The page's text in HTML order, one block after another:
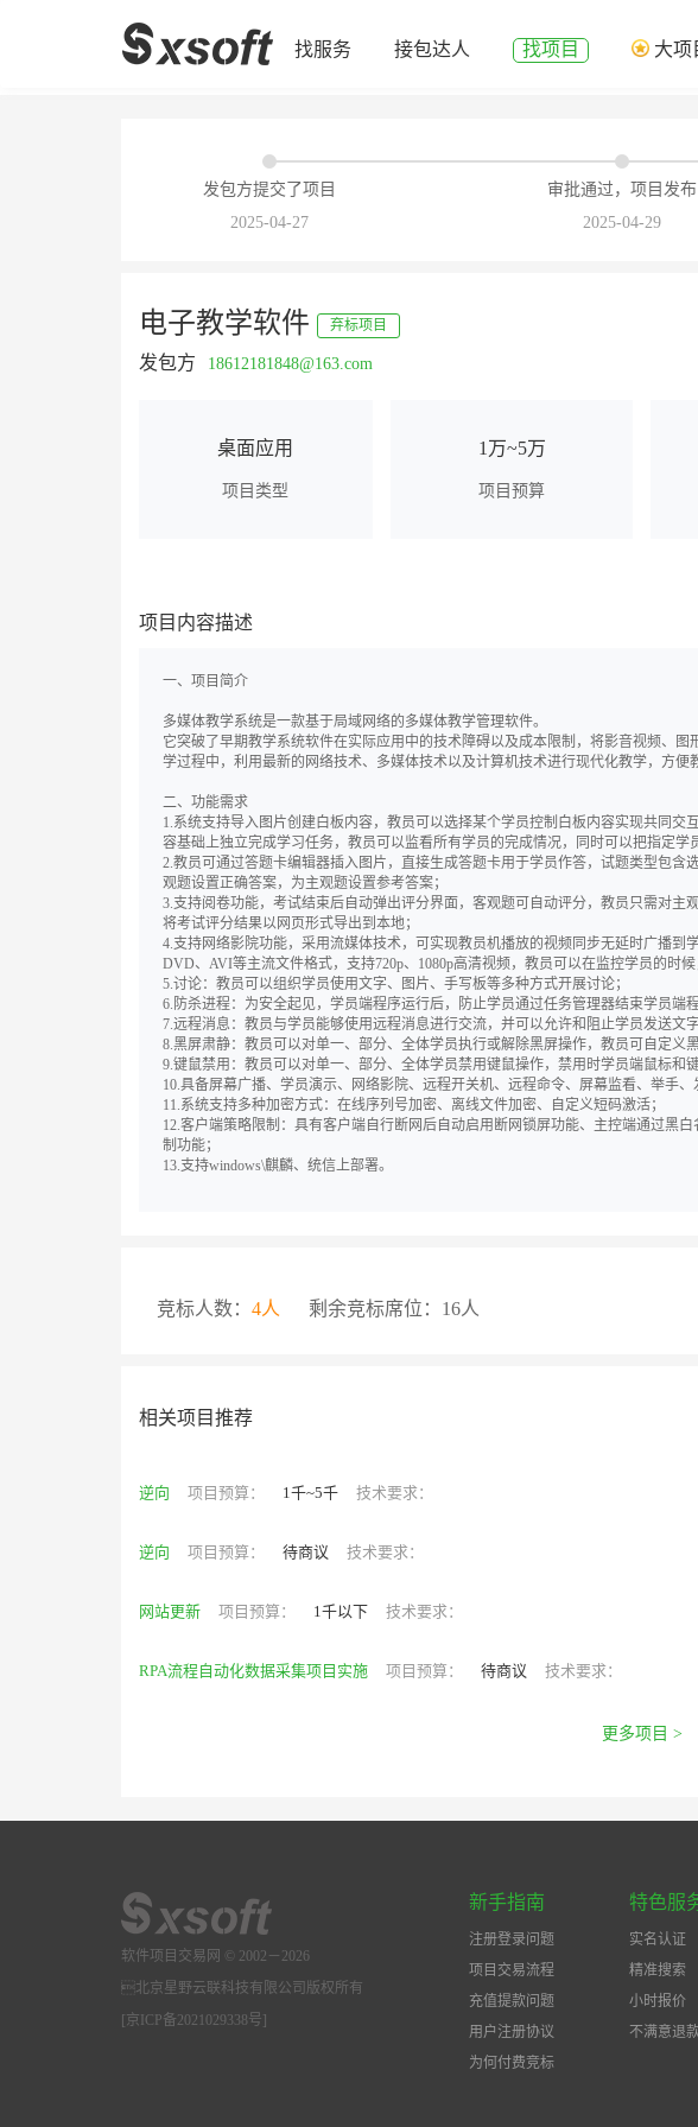
找服务 接包达人 找项目 大项
发包方提交了项目
2025-04-27
审批通过，项目发布
2025-04-29
电子教学软件 弃标项目
发包方 18612181848@163.com
桌面应用
项目类型
1万~5万
项目预算
项目内容描述
一、项目简介
多媒体教学系统是一款基于局域网络的多媒体教学管理软件。
它突破了早期教学系统软件在实际应用中的技术障碍以及成本限制，将影音视频、
学过程中，利用最新的网络技术、多媒体技术以及计算机技术进行现代化教学，方便
二、功能需求
1.系统支持导入图片创建白板内容，教员可以选择某个学员控制白板内容实现共同
容基础上独立完成学习任务，教员可以监看所有学员的完成情况，同时可以把指定学
2.教员可通过答题卡编辑器插入图片，直接生成答题卡用于学员作答，试题类型包
观题设置正确答案，为主观题设置参考答案；
3.支持阅卷功能，考试结束后自动弹出评分界面，客观题可自动评分，教员只需对
将考试评分结果以网页形式导出到本地；
4.支持网络影院功能，采用流媒体技术，可实现教员机播放的视频同步无延时广播到
DVD、AVI等主流文件格式，支持720p、1080p高清视频，教员可以在监控学员的时
5.讨论：教员可以组织学员使用文字、图片、手写板等多种方式开展讨论；
6.防杀进程：为安全起见，学员端程序运行后，防止学员通过任务管理器结束学员端
7.远程消息：教员与学员能够使用远程消息进行交流，并可以允许和阻止学员发送文字
8.黑屏肃静：教员可以对单一、部分、全体学员执行或解除黑屏操作，教员可自定义
9.键鼠禁用：教员可以对单一、部分、全体学员禁用键鼠操作，禁用时学员端鼠标和
10.具备屏幕广播、学员演示、网络影院、远程开关机、远程命令、屏幕监看、举手
11.系统支持多种加密方式：在线序列号加密、离线文件加密、自定义短码激活；
12.客户端策略限制：具有客户端自行断网后自动启用断网锁屏功能、主控端通过黑
制功能；
13.支持windows\麒麟、统信上部署。
竞标人数： 4人 剩余竞标席位：16人
相关项目推荐
逆向 项目预算： 1千~5千 技术要求：
逆向 项目预算： 待商议 技术要求：
网站更新 项目预算： 1千以下 技术要求：
RPA流程自动化数据采集项目实施 项目预算： 待商议 技术要求：
更多项目 >
软件项目交易网 © 2002－2026
北京星野云联科技有限公司版权所有
[京ICP备2021029338号]
新手指南
注册登录问题
项目交易流程
充值提款问题
用户注册协议
为何付费竞标
特色服
实名认证
精准搜索
小时报价
不满意退款